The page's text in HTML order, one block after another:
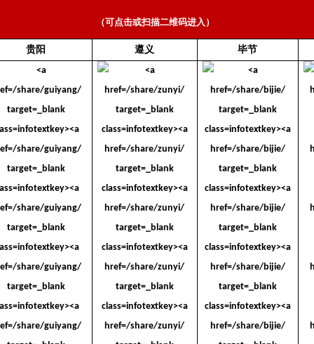
（可点击或扫描二维码进入）
贵阳 遵义 毕节